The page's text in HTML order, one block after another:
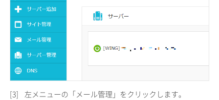
[3] 左メニューの「メール管理」をクリックします。